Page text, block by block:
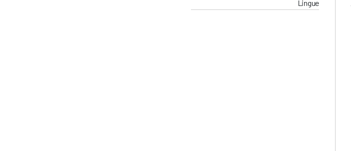
Lingue